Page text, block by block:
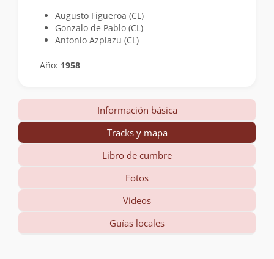
Augusto Figueroa (CL)
Gonzalo de Pablo (CL)
Antonio Azpiazu (CL)
Año: 1958
Información básica
Tracks y mapa
Libro de cumbre
Fotos
Videos
Guías locales